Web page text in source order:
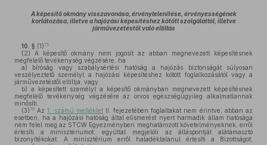
A képesítő okmány visszavonása, érvénytelenítése, érvényességének
korlátozása, illetve a hajózási képesítéshez kötött szolgálattól, illetve
járművezetéstől való eltiltás
10. § (1)75
(2) A képesítő okmány nem jogosít az abban megnevezett képesítésnek
megfelelő tevékenység végzésére, ha
a) bíróság vagy szabálysértési hatóság a hajózás biztonságát súlyosan
veszélyeztető személyt a hajózási képesítéshez kötött foglalkozásától vagy a
járművezetéstől eltiltja, vagy
b) a képesített személyt a képesítő okmányban megnevezett képesítésnek
megfelelő tevékenység végzésére az orvos egészségügyileg alkalmatlannak
minősíti.
(3)76 Az1. számú mellékletII. fejezetében foglaltakat nem érintve, abban az
esetben, ha a hajózási hatóság által elismerést nyert harmadik állam hatósága
nem felel meg az STCW Egyezményben meghatározott követelményeknek, erről
értesíti a minisztériumot, egyúttal megjelöli az álláspontját alátámasztó
bizonyítékokat. A minisztérium erről haladéktalanul értesíti a Bizottságot,